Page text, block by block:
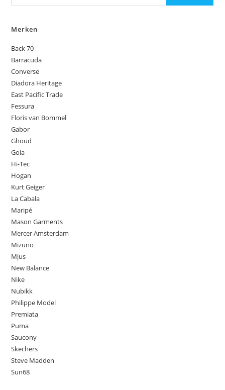
Merken
Back 70
Barracuda
Converse
Diadora Heritage
East Pacific Trade
Fessura
Floris van Bommel
Gabor
Ghoud
Gola
Hi-Tec
Hogan
Kurt Geiger
La Cabala
Maripé
Mason Garments
Mercer Amsterdam
Mizuno
Mjus
New Balance
Nike
Nubikk
Philippe Model
Premiata
Puma
Saucony
Skechers
Steve Madden
Sun68